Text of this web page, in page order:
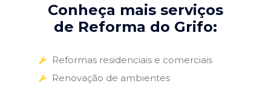
Conheça mais serviços
de Reforma do Grifo:
Reformas residenciais e comerciais
Renovação de ambientes